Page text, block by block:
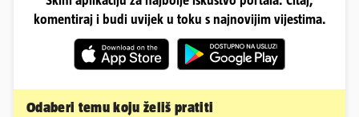
komentiraj i budi uvijek u toku s najnovijim vijestima.
Odaberi temu koju želiš pratiti